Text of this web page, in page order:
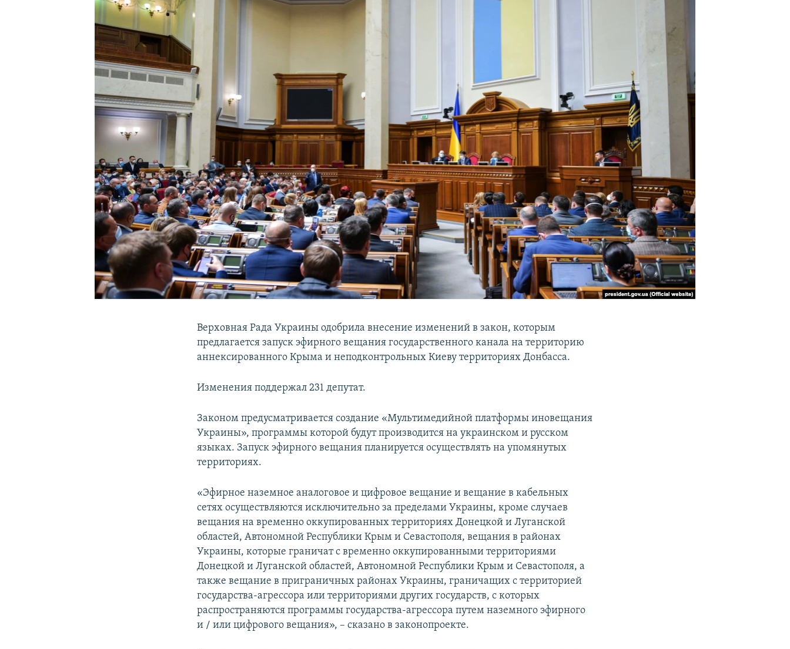
КРЫМ.НЕПОКОРЕННЫЙ
УКРАИНСКАЯ ПРОБЛЕМА КРЫМА
Верховная Рада Украины одобрила внесение изменений в закон, которым
предлагается запуск эфирного вещания государственного канала на территорию
аннексированного Крыма и неподконтрольных Киеву территориях Донбасса.
Изменения поддержал 231 депутат.
Законом предусматривается создание «Мультимедийной платформы иновещания
Украины», программы которой будут производится на украинском и русском
языках. Запуск эфирного вещания планируется осуществлять на упомянутых
территориях.
«Эфирное наземное аналоговое и цифровое вещание и вещание в кабельных
сетях осуществляются исключительно за пределами Украины, кроме случаев
вещания на временно оккупированных территориях Донецкой и Луганской
областей, Автономной Республики Крым и Севастополя, вещания в районах
Украины, которые граничат с временно оккупированными территориями
Донецкой и Луганской областей, Автономной Республики Крым и Севастополя, а
также вещание в приграничных районах Украины, граничащих с территорией
государства-агрессора или территориями других государств, с которых
распространяются программы государства-агрессора путем наземного эфирного
и / или цифрового вещания», – сказано в законопроекте.